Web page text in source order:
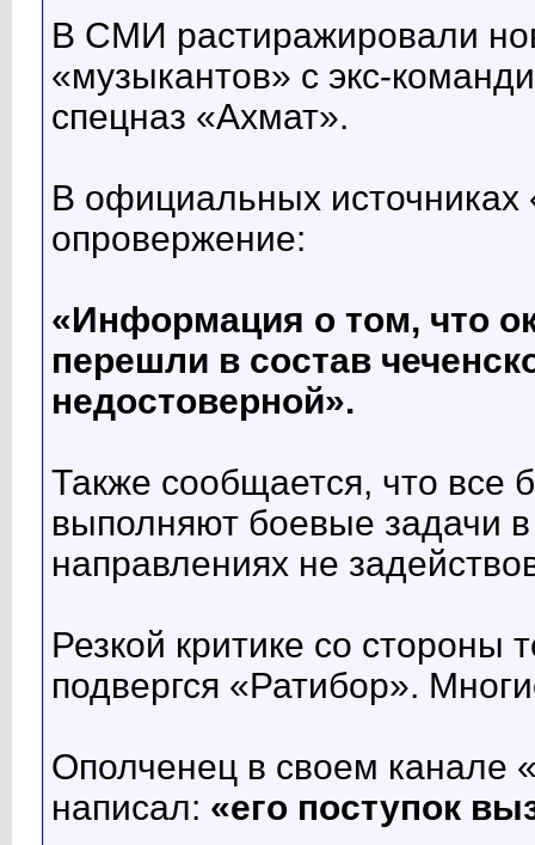
В СМИ растиражировали
«музыкантов» с экс-
спецназ «Ахмат».
В официальных источниках
опровержение:
«Информация о том, что
перешли в состав
недостоверной».
Также сообщается, что все
выполняют боевые задачи
направлениях не
Резкой критике со стороны
подвергся «Ратибор».
Ополченец в своем канале
написал: «его поступок